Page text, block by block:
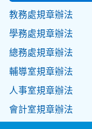
教務處規章辦法
學務處規章辦法
總務處規章辦法
輔導室規章辦法
人事室規章辦法
會計室規章辦法